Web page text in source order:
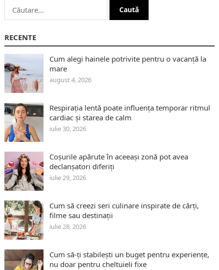
Caută
după:
RECENTE
Cum alegi hainele potrivite pentru o vacanță la
mare
august 4, 2026
Respirația lentă poate influența temporar ritmul
cardiac și starea de calm
iulie 30, 2026
Coșurile apărute în aceeași zonă pot avea
declanșatori diferiți
iulie 29, 2026
Cum să creezi seri culinare inspirate de cărți,
filme sau destinații
iulie 28, 2026
Cum să-ți stabilești un buget pentru experiențe,
nu doar pentru cheltuieli fixe